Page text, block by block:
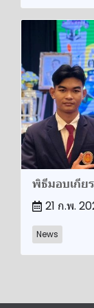
พิธีมอบเกีย
21 ก.พ.
News